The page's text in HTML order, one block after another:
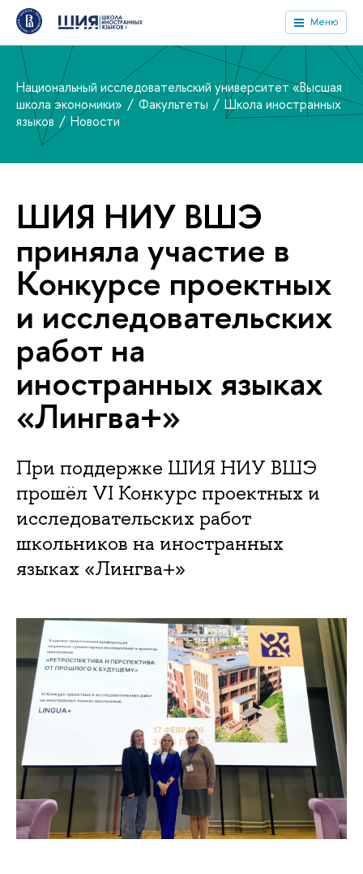
Меню
Национальный исследовательский университет «Высшая
школа экономики»
Факультеты
Школа иностранных
языков
Новости
ШИЯ НИУ ВШЭ
приняла участие в
Конкурсе проектных
и исследовательских
работ на
иностранных языках
«Лингва+»
При поддержке ШИЯ НИУ ВШЭ
прошёл VI Конкурс проектных и
исследовательских работ
школьников на иностранных
языках «Лингва+»